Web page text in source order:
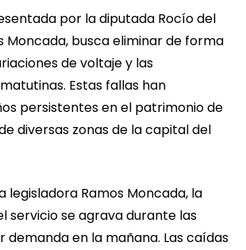
por la diputada Rocío del
Moncada, busca eliminar de forma
de voltaje y las
Estas fallas han
persistentes en el patrimonio de
diversas zonas de la capital del
legisladora Ramos Moncada, la
servicio se agrava durante las
demanda en la mañana. Las caídas